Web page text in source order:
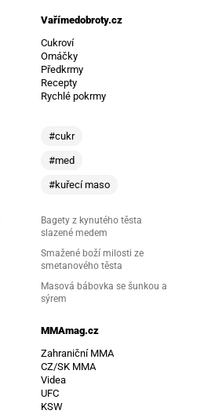
Vařímedobroty.cz
Cukroví
Omáčky
Předkrmy
Recepty
Rychlé pokrmy
#cukr
#med
#kuřecí maso
Bagety z kynutého těsta
slazené medem
Smažené boží milosti ze
smetanového těsta
Masová bábovka se šunkou a
sýrem
MMAmag.cz
Zahraniční MMA
CZ/SK MMA
Videa
UFC
KSW